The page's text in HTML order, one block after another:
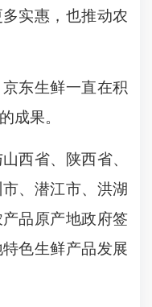
实惠，也推动农
东生鲜一直在积
成果。
西省、陕西省、
、潜江市、洪湖
品原产地政府签
色生鲜产品发展